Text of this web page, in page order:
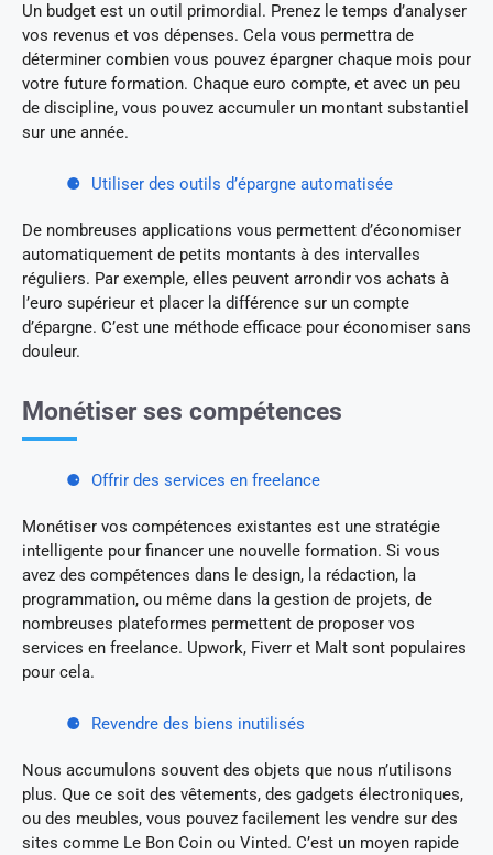
Un budget est un outil primordial. Prenez le temps d’analyser
vos revenus et vos dépenses. Cela vous permettra de
déterminer combien vous pouvez épargner chaque mois pour
votre future formation. Chaque euro compte, et avec un peu
de discipline, vous pouvez accumuler un montant substantiel
sur une année.
Utiliser des outils d’épargne automatisée
De nombreuses applications vous permettent d’économiser
automatiquement de petits montants à des intervalles
réguliers. Par exemple, elles peuvent arrondir vos achats à
l’euro supérieur et placer la différence sur un compte
d’épargne. C’est une méthode efficace pour économiser sans
douleur.
Monétiser ses compétences
Offrir des services en freelance
Monétiser vos compétences existantes est une stratégie
intelligente pour financer une nouvelle formation. Si vous
avez des compétences dans le design, la rédaction, la
programmation, ou même dans la gestion de projets, de
nombreuses plateformes permettent de proposer vos
services en freelance. Upwork, Fiverr et Malt sont populaires
pour cela.
Revendre des biens inutilisés
Nous accumulons souvent des objets que nous n’utilisons
plus. Que ce soit des vêtements, des gadgets électroniques,
ou des meubles, vous pouvez facilement les vendre sur des
sites comme Le Bon Coin ou Vinted. C’est un moyen rapide